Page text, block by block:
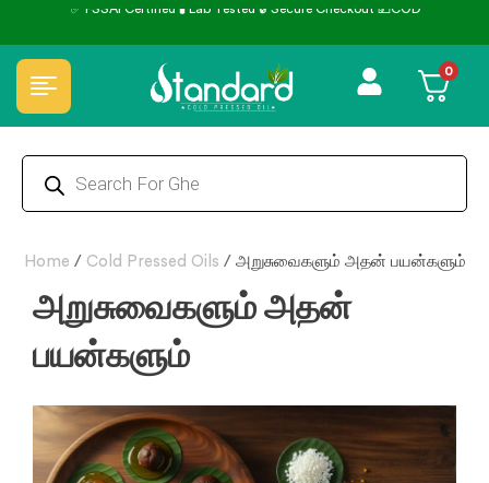
0
Home / Cold Pressed Oils / அறுசுவைகளும் அதன் பயன்களும்
அறுசுவைகளும் அதன்
பயன்களும்